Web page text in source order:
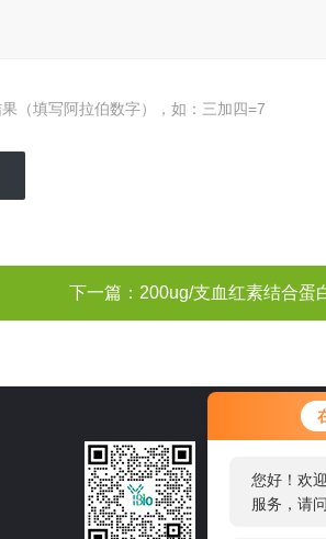
您好！欢
服务，请
您好，看
了需求产
（填写阿拉伯数字），如：三加四=7
下一篇： 200ug/支血红素结合蛋
邮箱：